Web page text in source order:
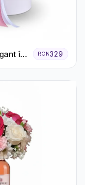
în
RON329